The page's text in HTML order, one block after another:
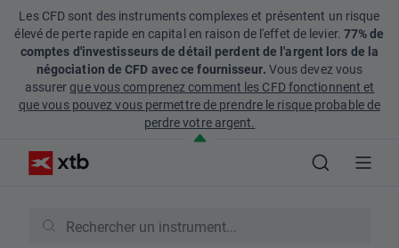
Les CFD sont des instruments complexes et présentent un risque
élevé de perte rapide en capital en raison de l'effet de levier. 77% de
comptes d'investisseurs de détail perdent de l'argent lors de la
négociation de CFD avec ce fournisseur. Vous devez vous
assurerque vous comprenez comment les CFD fonctionnent et
que vous pouvez vous permettre de prendre le risque probable de
perdre votre argent.